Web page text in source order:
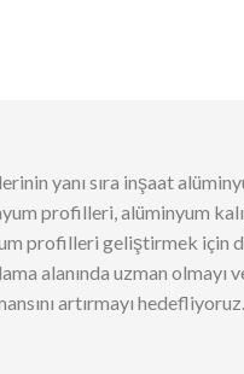
yanı sıra inşaat
profilleri, alüminyum
profilleri geliştirmek için
alanında uzman olmayı
artırmayı hedefliyoruz.